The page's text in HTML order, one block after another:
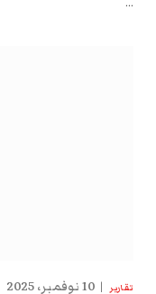
…
تقارير 10 نوفمبر، 2025